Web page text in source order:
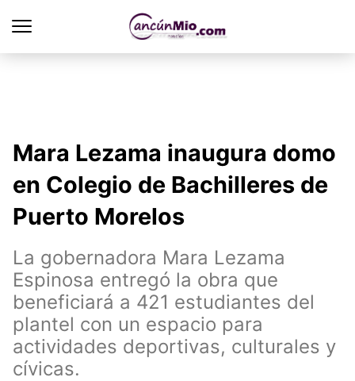
Mara Lezama inaugura domo
en Colegio de Bachilleres de
Puerto Morelos
La gobernadora Mara Lezama
Espinosa entregó la obra que
beneficiará a 421 estudiantes del
plantel con un espacio para
actividades deportivas, culturales y
cívicas.